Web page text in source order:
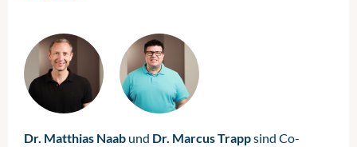
Dr. Matthias Naab und Dr. Marcus Trappsind Co-